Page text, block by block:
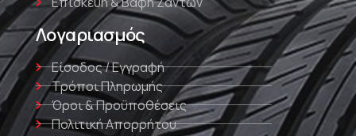
Λογαριασμός
Είσοδος / Εγγραφή
Τρόποι Πληρωμής
Όροι & Προϋποθέσεις
Πολιτική Απορρήτου